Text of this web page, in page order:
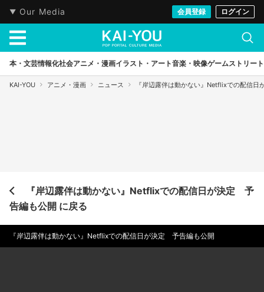
Our Media 会員登録 ログイン
本・文芸情報化社会アニメ・漫画イラスト・アート音楽・映像ゲームストリート
KAI-YOU アニメ・漫画 ニュース 『岸辺露伴は動かない』Netflixでの配信
『岸辺露伴は動かない』Netflixでの配信日が決定 予
告編も公開 に戻る
『岸辺露伴は動かない』Netflixでの配信日が決定 予告編も公開